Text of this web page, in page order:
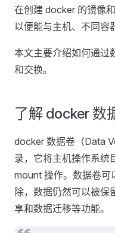
在创建 docker 的镜像
以便能与主机、不同容
本文主要介绍如何通过
和交换。
了解 docker 数
docker 数据卷（Data
录，它将主机操作系统
mount 操作。数据卷可
除，数据仍然可以被保
享和数据迁移等功能。